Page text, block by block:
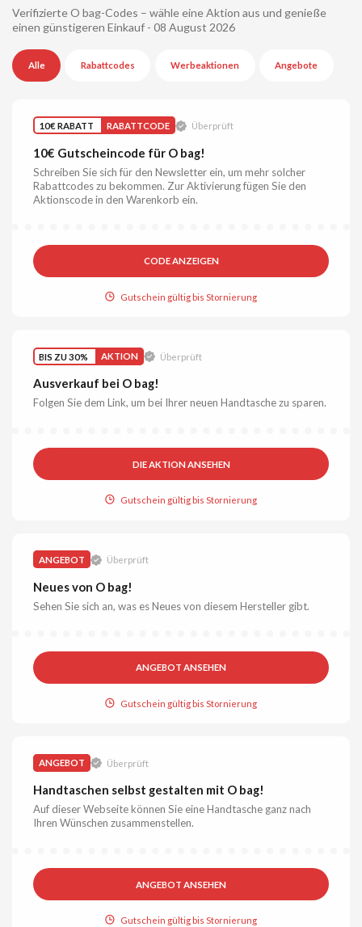
Verifizierte O bag-Codes – wähle eine Aktion aus und genieße
einen günstigeren Einkauf - 08 August 2026
Alle Rabattcodes Werbeaktionen Angebote
10€ RABATT RABATTCODE Überprüft
10€ Gutscheincode für O bag!
Schreiben Sie sich für den Newsletter ein, um mehr solcher
Rabattcodes zu bekommen. Zur Aktivierung fügen Sie den
Aktionscode in den Warenkorb ein.
CODE ANZEIGEN
Gutschein gültig bis Stornierung
BIS ZU 30% AKTION Überprüft
Ausverkauf bei O bag!
Folgen Sie dem Link, um bei Ihrer neuen Handtasche zu sparen.
DIE AKTION ANSEHEN
Gutschein gültig bis Stornierung
ANGEBOT Überprüft
Neues von O bag!
Sehen Sie sich an, was es Neues von diesem Hersteller gibt.
ANGEBOT ANSEHEN
Gutschein gültig bis Stornierung
ANGEBOT Überprüft
Handtaschen selbst gestalten mit O bag!
Auf dieser Webseite können Sie eine Handtasche ganz nach
Ihren Wünschen zusammenstellen.
ANGEBOT ANSEHEN
Gutschein gültig bis Stornierung